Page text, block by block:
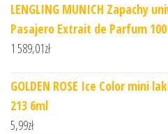
LENGLING MUNICH Zapachy
Pasajero Extrait de Parfum
1 589,01zł
GOLDEN ROSE Ice Color mini
213 6ml
5,99zł